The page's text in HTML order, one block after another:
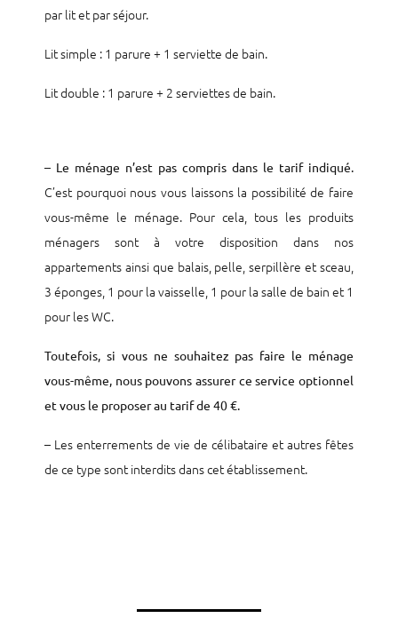
par lit et par séjour.
Lit simple : 1 parure + 1 serviette de bain.
Lit double : 1 parure + 2 serviettes de bain.
– Le ménage n’est pas compris dans le tarif indiqué.
C’est pourquoi nous vous laissons la possibilité de faire
vous-même le ménage. Pour cela, tous les produits
ménagers sont à votre disposition dans nos
appartements ainsi que balais, pelle, serpillère et sceau,
3 éponges, 1 pour la vaisselle, 1 pour la salle de bain et 1
pour les WC.
Toutefois, si vous ne souhaitez pas faire le ménage
vous-même, nous pouvons assurer ce service optionnel
et vous le proposer au tarif de 40 €.
– Les enterrements de vie de célibataire et autres fêtes
de ce type sont interdits dans cet établissement.